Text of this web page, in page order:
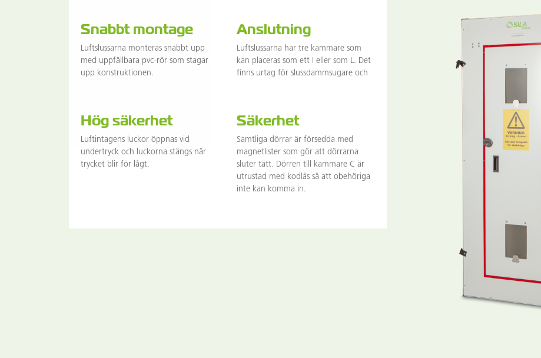
Snabbt montage
Luftslussarna monteras snabbt upp
med uppfällbara pvc-rör som stagar
upp konstruktionen.
Anslutning
Luftslussarna har tre kammare som
kan placeras som ett I eller som L. Det
finns urtag för slussdammsugare och
Hög säkerhet
Luftintagens luckor öppnas vid
undertryck och luckorna stängs när
trycket blir för lågt.
Säkerhet
Samtliga dörrar är försedda med
magnetlister som gör att dörrarna
sluter tätt. Dörren till kammare C är
utrustad med kodlås så att obehöriga
inte kan komma in.